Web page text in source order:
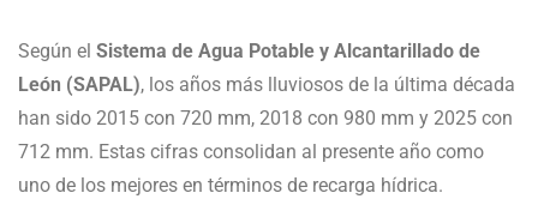
Según el Sistema de Agua Potable y Alcantarillado de
León (SAPAL), los años más lluviosos de la última década
han sido 2015 con 720 mm, 2018 con 980 mm y 2025 con
712 mm. Estas cifras consolidan al presente año como
uno de los mejores en términos de recarga hídrica.